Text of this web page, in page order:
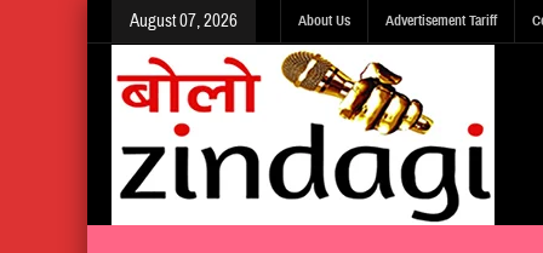
August 07, 2026 About Us Advertisement Tariff